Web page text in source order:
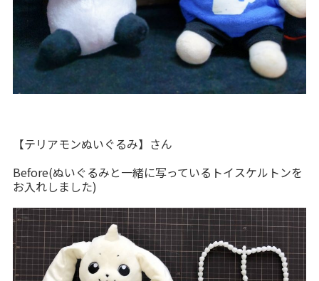
【テリアモンぬいぐるみ】さん
Before(ぬいぐるみと一緒に写っているトイスケルトンを
お入れしました)